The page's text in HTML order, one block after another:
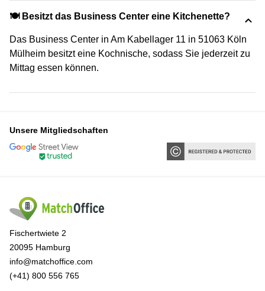
🍽️ Besitzt das Business Center eine Kitchenette?
Das Business Center in Am Kabellager 11 in 51063 Köln
Mülheim besitzt eine Kochnische, sodass Sie jederzeit zu
Mittag essen können.
Unsere Mitgliedschaften
Fischertwiete 2
20095 Hamburg
info@matchoffice.com
(+41) 800 556 765